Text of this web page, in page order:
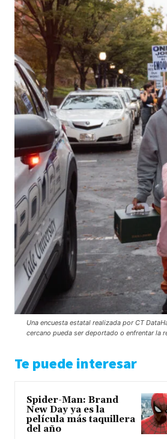
Una encuesta estatal realizada por CT
cercano pueda ser deportado o enfrentar la
Te puede interesar
Spider-Man: Brand
New Day ya es la
película más taquillera
del año